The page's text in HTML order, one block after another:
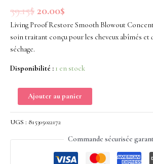
39.15$20.00$
Living Proof Restore Smooth Blowout
soin traitant conçu pour les cheveux abîmés et
séchage.
Disponibilité : 1 en stock
Ajouter au panier
UGS : 815305022172
Commande sécurisée